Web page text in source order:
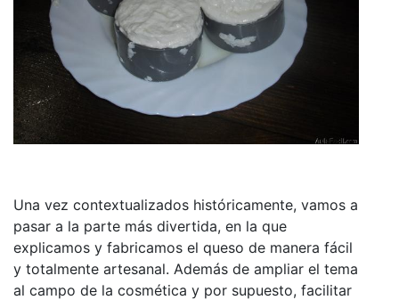
Una vez contextualizados históricamente, vamos a
pasar a la parte más divertida, en la que
explicamos y fabricamos el queso de manera fácil
y totalmente artesanal. Además de ampliar el tema
al campo de la cosmética y por supuesto, facilitar